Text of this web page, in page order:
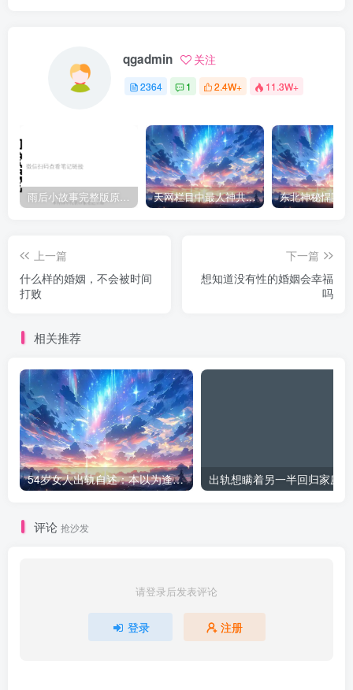
qgadmin 关注
2364 1 2.4W+ 11.3W+
雨后小故事完整版原片动态图（图+文字解说版） 天网栏目中最人神共愤的一期《消失的夫妻》
上一篇
什么样的婚姻，不会被时间
打败
下一篇
想知道没有性的婚姻会幸福
吗
相关推荐
54岁女人出轨自述：本以为逢场作戏
评论 抢沙发
请登录后发表评论
登录 注册